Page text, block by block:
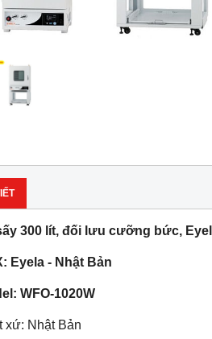
300 lít, đối lưu cưỡng bức,
Eyela - Nhật Bản
WFO-1020W
xứ: Nhật Bản